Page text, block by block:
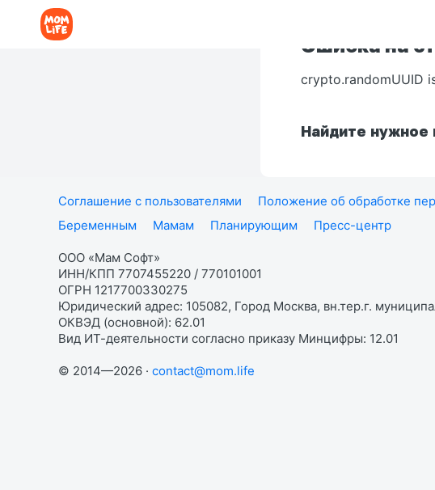
Ошибка на
crypto.randomUUID
Найдите нужное
Соглашение с пользователями Положение об обработке
Беременным
Мамам Планирующим Пресс-центр
ООО «Мам Софт»
ИНН/КПП 7707455220 / 770101001
ОГРН 1217700330275
Юридический адрес: 105082, Город Москва, вн.тер.г.
ОКВЭД (основной): 62.01
Вид ИТ-деятельности согласно приказу Минцифры: 12.01
© 2014—2026 · contact@mom.life